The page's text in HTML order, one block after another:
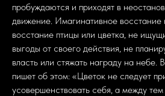
пробуждаются и приходят в
движение. Имагинативное восстание
восстание птицы или цветка, не
выгоды от своего действия, не
власть или стяжать награду на
пишет об этом: «Цветок не следует
усовершенствовать себя, а между